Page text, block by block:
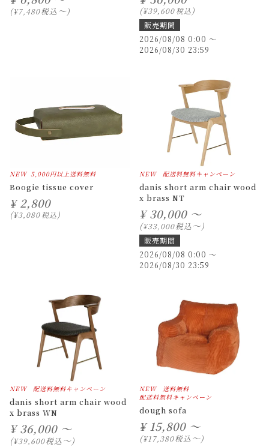
¥7,480税込〜 ¥39,600税込
販売期間
2026/08/08 0:00 〜
2026/08/30 23:59
NEW 5,000円以上送料無料
Boogie tissue cover
¥ 2,800
¥3,080税込
NEW 配送料無料キャンペーン
danis short arm chair wood
x brass NT
¥ 30,000 ～
¥33,000税込〜
販売期間
2026/08/08 0:00 〜
2026/08/30 23:59
NEW 配送料無料キャンペーン
danis short arm chair wood
x brass WN
¥ 36,000 ～
¥39,600税込〜
NEW
送料無料
配送料無料キャンペーン
dough sofa
¥ 15,800 ～
¥17,380税込〜